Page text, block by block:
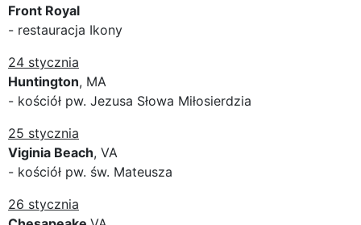
Front Royal
- restauracja Ikony
24 stycznia
Huntington, MA
- kościół pw. Jezusa Słowa Miłosierdzia
25 stycznia
Viginia Beach, VA
- kościół pw. św. Mateusza
26 stycznia